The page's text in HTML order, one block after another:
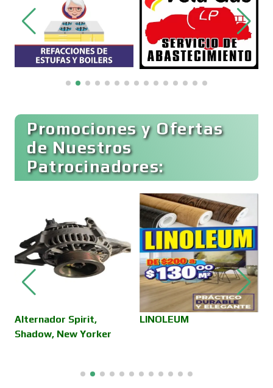
Compresores de aire
Computadoras
Conferencias Empresariales
Construcciones en General
Contadores
Control de Plagas
Conversiones Automotrices
Promociones y Ofertas
de Nuestros
Patrocinadores:
Alternador Spirit,
Shadow, New Yorker
LINOLEUM